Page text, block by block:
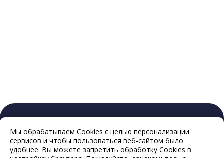
Мы обрабатываем Cookies с целью персонализации
сервисов и чтобы пользоваться веб-сайтом было
удобнее. Вы можете запретить обработку Cookies в